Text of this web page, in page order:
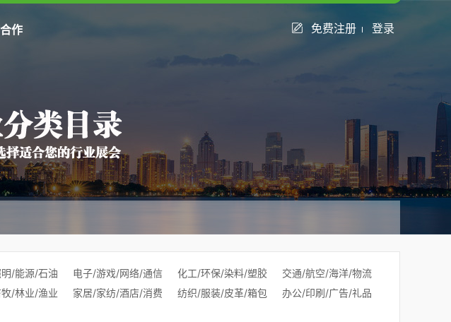
作 免费注册 登录
/能源/石油 电子/游戏/网络/通信 化工/环保/染料/塑胶
交通/航空/海洋/物流
/林业/渔业 家居/家纺/酒店/消费 纺织/服装/皮革/箱包
办公/印刷/广告/礼品